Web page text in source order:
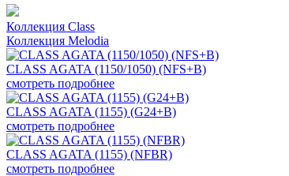
Коллекция Class
Коллекция Melodia
CLASS AGATA (1150/1050) (NFS+B)
смотреть подробнее
CLASS AGATA (1155) (G24+B)
смотреть подробнее
CLASS AGATA (1155) (NFBR)
смотреть подробнее